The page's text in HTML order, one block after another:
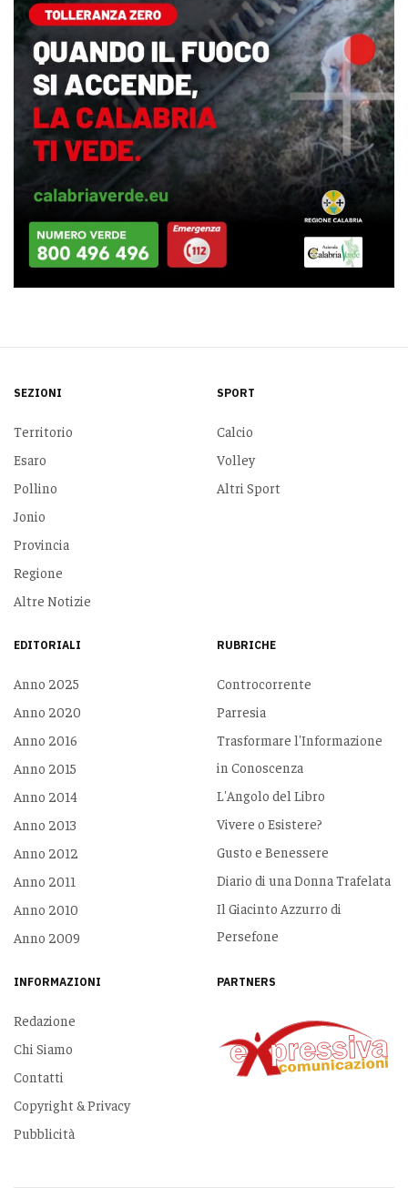
SEZIONI
Territorio
Esaro
Pollino
Jonio
Provincia
Regione
Altre Notizie
SPORT
Calcio
Volley
Altri Sport
EDITORIALI
Anno 2025
Anno 2020
Anno 2016
Anno 2015
Anno 2014
Anno 2013
Anno 2012
Anno 2011
Anno 2010
Anno 2009
RUBRICHE
Controcorrente
Parresia
Trasformare l'Informazione
in Conoscenza
L'Angolo del Libro
Vivere o Esistere?
Gusto e Benessere
Diario di una Donna Trafelata
Il Giacinto Azzurro di
Persefone
INFORMAZIONI
Redazione
Chi Siamo
Contatti
Copyright & Privacy
Pubblicità
PARTNERS